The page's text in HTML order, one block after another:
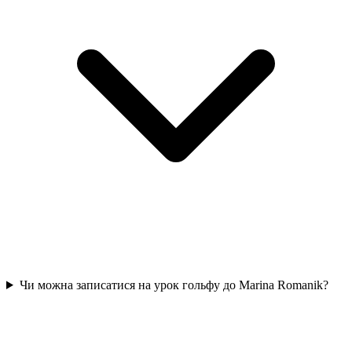
Чи можна записатися на урок гольфу до Marina Romanik?